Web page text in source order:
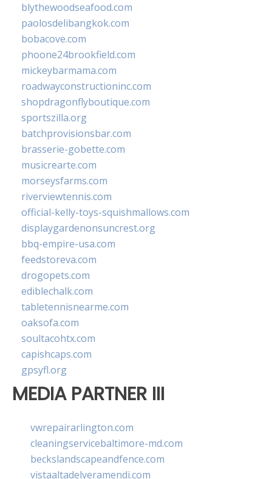
blythewoodseafood.com
paolosdelibangkok.com
bobacove.com
phoone24brookfield.com
mickeybarmama.com
roadwayconstructioninc.com
shopdragonflyboutique.com
sportszilla.org
batchprovisionsbar.com
brasserie-gobette.com
musicrearte.com
morseysfarms.com
riverviewtennis.com
official-kelly-toys-squishmallows.com
displaygardenonsuncrest.org
bbq-empire-usa.com
feedstoreva.com
drogopets.com
ediblechalk.com
tabletennisnearme.com
oaksofa.com
soultacohtx.com
capishcaps.com
gpsyfl.org
MEDIA PARTNER III
vwrepairarlington.com
cleaningservicebaltimore-md.com
beckslandscapeandfence.com
vistaaltadelveramendi.com